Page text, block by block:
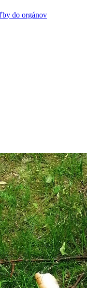
do orgánov